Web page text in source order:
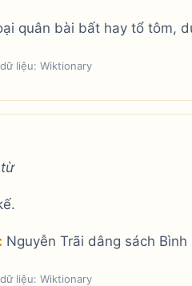
quân bài bất hay tổ tôm,
liệu: Wiktionary
Nguyễn Trãi dâng sách Bình
liệu: Wiktionary